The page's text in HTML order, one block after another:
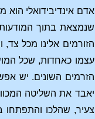
אדם אינדיבידואלי הוא
שנמצאת בתוך
הזורמים אלינו מכל
עצמו כאחדות, שכל
הזרמים השונים. יש
יאבד את השליטה
צעיר, שהלכו והתפתחו